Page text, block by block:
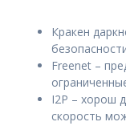
Кракен
Freenet –
I2P – хорош
скорость